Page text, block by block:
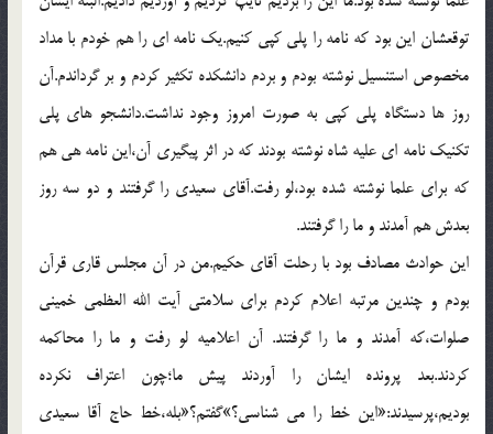
توقعشان اين بود که نامه را پلي کپي کنيم.يک نامه اي را هم خودم با مداد
مخصوص استنسيل نوشته بودم و بردم دانشکده تکثير کردم و بر گرداندم.آن
روز ها دستگاه پلي کپي به صورت امروز وجود نداشت.دانشجو هاي پلي
تکنيک نامه اي عليه شاه نوشته بودند که در اثر پيگيري آن،اين نامه هي هم
که براي علما نوشته شده بود،لو رفت.آقاي سعيدي را گرفتند و دو سه روز
بعدش هم آمدند و ما را گرفتند.
اين حوادث مصادف بود با رحلت آقاي حکيم.من در آن مجلس قاري قرآن
بودم و چندين مرتبه اعلام کردم براي سلامتي آيت الله العظمي خميني
صلوات،که آمدند و ما را گرفتند. آن اعلاميه لو رفت و ما را محاکمه
کردند.بعد پرونده ايشان را آوردند پيش ما؛چون اعتراف نکرده
بوديم،پرسيدند:«اين خط را مي شناسي؟»گفتم؟«بله،خط حاج آقا سعيدي